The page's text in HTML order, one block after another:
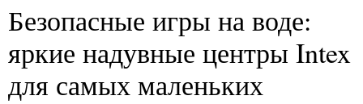
Безопасные игры на воде:
яркие надувные центры Intex
для самых маленьких